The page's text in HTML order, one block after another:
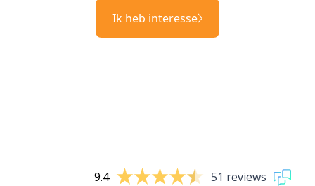
Ik heb interesse
9.4 51 reviews